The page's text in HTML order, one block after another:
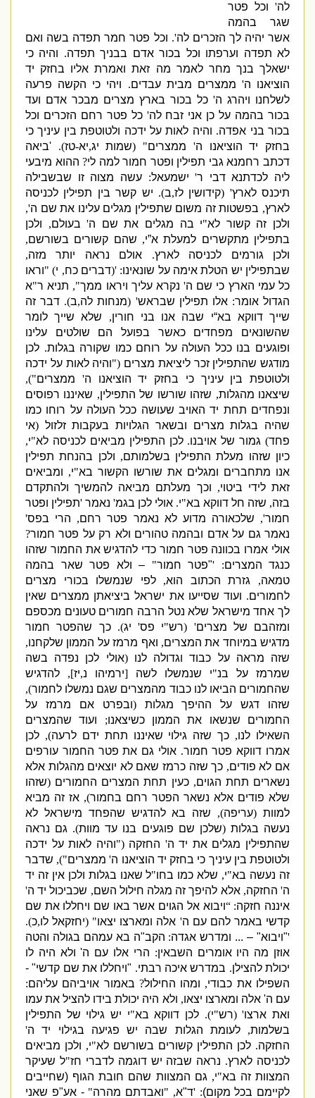
לה'וכל פטר
שגר בהמה
אשר יהיה לך הזכרים לה'.וכל פטר חמר תפדה בשה ואם
לא תפדה וערפתו וכל בכור אדם בבניך תפדה.והיה כי
ישאלך בנך מחר לאמר מה זאת ואמרת אליו בחזק יד
הוציאנו ה 'ממצרים מבית עבדים.ויהי כי הקשה פרעה
לשלחנו ויהרג ה 'כל בכור בארץ מצרים מבכר אדם ועד
בכור בהמה על כן אני זבח לה'כל פטר רחם הזכרים וכל
בכור בני אפדה.והיה לאות על ידכה ולטוטפת בין עיניך כי
בחזק יד הוציאנו ה
'ממצרים" ( שמות יג יא-טז).
'ביאה
דכתב רחמנא גבי תפילין ופטר חמור למה לי ?ההוא מיבעי
ליה לכדתנא דבי ר
'ישמעאל:עשה מצוה זו שבשבילה
תיכנס לארץ' (קידושין לז ,ב).יש קשר בין תפילין לכניסה
לארץ,בפשטות זה משום שתפילין מגלים עלינו את שם ה ',
ולכן זה קשור לא"י בה מגלים את שם ה 'בעולם,ולכן
בתפילין מתקשרים למעלת א”י,שהם קשורים בשורשם,
ולכן גורמים לכניסה לארץ.אולם נראה יותר מזה,
שבתפילין יש הטלת אימה על שונאינו: '
(דברים כח,י) "וראו
כל עמי הארץ כי שם ה נקרא עליך ויראו ממך",תניא ר" א
הגדול אומר:אלו תפילין שבראש' (מנחות לה,ב).דבר זה
שייך דווקא בא“י שבה אנו בני חורין,שלא שייך לומר
שהשונאים מפחדים כאשר בפועל הם שולטים עלינו
ופוגעים בנו ככל העולה על רוחם כמו שקורה בגלות.לכן
מודגש שהתפילין זכר ליציאת מצרים(" והיה לאות על ידכה
ולטוטפת בין עיניך כי בחזק יד הוציאנו ה
'ממצרים"),
שיצאנו מהגלות,שזהו שורשו של התפילין,שאיננו רפוסים
ונפחדים תחת יד האויב שעושה ככל העולה על רוחו כמו
שהיה בגלות מצרים ובשאר הגלויות בעקבות זלזול(אי
פחד)גמור של אויבנו.לכן התפילין מביאים לכניסה לא"י,
כיון שזהו מעלת התפילין בשלמותם,ולכן בהנחת תפילין
אנו מתחברים ומגלים את שורשו הקשור בא"י,ומביאים
זאת לידי ביטוי,וכך מעלתם מביאה להמשיך ולהתקדם
בזה,שזה חל דווקא בא"י.אולי לכן בגמ'נאמר'תפילין ופטר
חמור',שלכאורה מדוע לא נאמר פטר רחם,הרי בפס'
נאמר גם על אדם ובהמה טהורים ולא רק על פטר חמור?
אולי אמרו בכוונה פטר חמור כדי להדגיש את החמור שזהו
כנגד המצרים: '
" פטר חמור"
–ולא פטר שאר בהמה
טמאה,גזרת הכתוב הוא,לפי שנמשלו בכורי מצרים
לחמורים.ועוד שסייעו את ישראל ביציאתן ממצרים שאין
לך אחד מישראל שלא נטל הרבה חמורים טעונים מכספם
ומזהבם של מצרים' (רש"י פס'יג ).כך שהפטר חמור
מדגיש במיוחד את המצרים,ואף מרמז על הממון שלקחנו,
שזה מראה על כבוד וגדולה לנו( אולי לכן נפדה בשה
שמרמז על בנ "י שנמשלו לשה[ ירמיהו נ יז],להדגיש
שהחמורים הביאו לנו כבוד מהמצרים שגם נמשלו לחמור),
שזהו דגש על ההיפך מגלות(
ובפרט אם מרמז על
החמורים שנשאו את הממון כשיצאנו;ועוד שהמצרים
השאילו לנו,כך שזה גילוי שאיננו תחת ידם לרעה),לכן
אמרו דווקא פטר חמור.אולי גם את פטר החמור עורפים
אם לא פודים,כך שזה כרמז שאם לא יוצאים מהגלות אלא
נשארים תחת הגוים,כעין תחת המצרים החמורים(שזהו
שלא פודים אלא נשאר הפטר רחם בחמור),אז זה מביא
למוות(עריפה),שזה בא להדגיש שהפחד מישראל לא
נעשה בגלות(שלכן שם פוגעים בנו עד מוות).גם נראה
שהתפילין מגלים את יד ה 'החזקה(" והיה לאות על ידכה
ולטוטפת בין עיניך כי בחזק יד הוציאנו ה 'ממצרים"),שדבר
זה נעשה בא"י,שלא כמו בחו"ל שאנו בגלות ולכן אין זה יד
'החזקה,אלא להיפך זה מגלה חילול השם,שכביכול יד ה'
איננה חזקה: “ויבוא אל הגוים אשר באו שם ויחללו את שם
קדשי באמר להם עם ה 'אלה ומארצו יצאו" (יחזקאל לו ,כ).
ויבוא" – ... ומדרש אגדה:הקב"ה בא עמהם בגולה והטה
אוזן מה היו אומרים השבאין:הרי אלו עם ה 'ולא היה לו
יכולת להצילן.במדרש איכה רבתי.
"ויחללו את שם קדשי" -
השפילו את כבודי,ומהו החילול?באמור אויביהם עליהם:
עם ה 'אלה ומארצו יצאו,ולא היה יכולת בידו להציל את עמו
ואת ארצו' (רש"י).לכן דווקא בא"י יש גילוי של התפילין
בשלמות,לעומת הגלות שבה יש פגיעה בגילוי יד ה
החזקה.לכן התפילין קשורים בשורשם לא"י,ולכן מביאים
לכניסה לארץ.נראה שבזה יש דוגמה לדברי חז"ל שעיקר
המצוות זה בא"י,גם המצוות שהם חובת הגוף (שחייבים
לקיימם בכל מקום): 'ד "א, "ואבדתם מהרה"
- אע"פ שאני